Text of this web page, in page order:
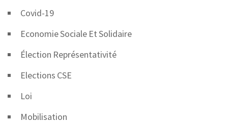
Covid-19
Economie Sociale Et Solidaire
Élection Représentativité
Elections CSE
Loi
Mobilisation